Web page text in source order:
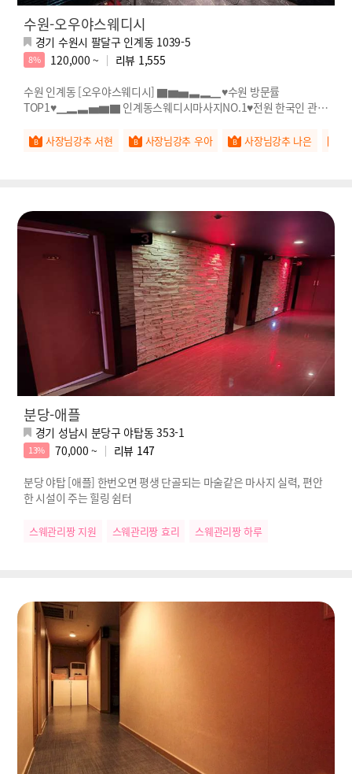
수원-오우야스웨디시
경기 수원시 팔달구 인계동 1039-5
8% 120,000 ~ 리뷰 1,555
수원 인계동 [오우야스웨디시] ▇▆▅▃▂▁♥수원 방문률
TOP1♥▁▂▃▅▆▇ 인계동스웨디시마사지NO.1♥전원 한국인 관리
사장님강추 서현 사장님강추 우아 사장님강추 나은
분당-애플
경기 성남시 분당구 야탑동 353-1
13% 70,000 ~ 리뷰 147
분당 야탑 [애플] 한번오면 평생 단골되는 마술같은 마사지 실력, 편안
한 시설이 주는 힐링 쉼터
스웨관리짱 지원 스웨관리짱 효리 스웨관리짱 하루